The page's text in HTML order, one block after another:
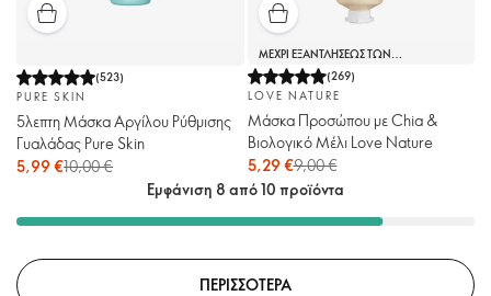
(523)
PURE SKIN
5λεπτη Μάσκα Αργίλου Ρύθμισης
Γυαλάδας Pure Skin
5,99 €10,00 €
ΜΕΧΡΙ ΕΞΑΝΤΛΗΣΕΩΣ ΤΩΝ
ΑΠΟΘΕΜΑΤΩΝ
(269)
LOVE NATURE
Μάσκα Προσώπου με Chia &
Βιολογικό Μέλι Love Nature
5,29 €9,00 €
Εμφάνιση 8 από 10 προϊόντα
ΠΕΡΙΣΣΟΤΕΡΑ